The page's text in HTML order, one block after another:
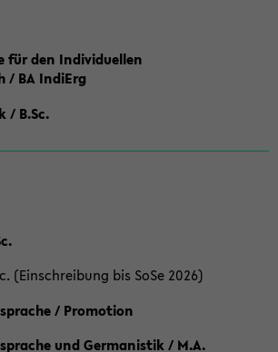
für den Individuellen
/ BA IndiErg
/ B.Sc.
(Einschreibung bis SoSe 2026)
/ Promotion
und Germanistik / M.A.